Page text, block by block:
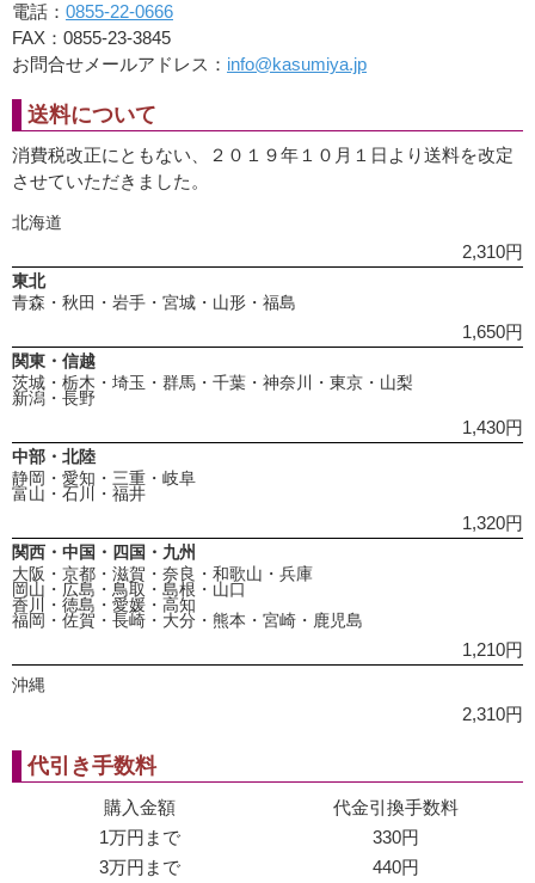
電話： 0855-22-0666
FAX：0855-23-3845
お問合せメールアドレス： info@kasumiya.jp
送料について
消費税改正にともない、２０１９年１０月１日より送料を改定
させていただきました。
北海道
2,310円
東北
青森・秋田・岩手・宮城・山形・福島
1,650円
関東・信越
茨城・栃木・埼玉・群馬・千葉・神奈川・東京・山梨
新潟・長野
1,430円
中部・北陸
静岡・愛知・三重・岐阜
富山・石川・福井
1,320円
関西・中国・四国・九州
大阪・京都・滋賀・奈良・和歌山・兵庫
岡山・広島・鳥取・島根・山口
香川・徳島・愛媛・高知
福岡・佐賀・長崎・大分・熊本・宮崎・鹿児島
1,210円
沖縄
2,310円
代引き手数料
購入金額
代金引換手数料
1万円まで
330円
3万円まで
440円